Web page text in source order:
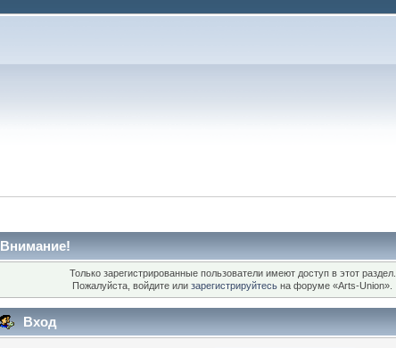
Внимание!
Только зарегистрированные пользователи имеют доступ в этот раздел.
Пожалуйста, войдите илизарегистрируйтесь на форуме «Arts-Union».
Вход